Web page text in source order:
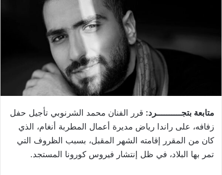
متابعة بتجــــــــــرد: قرر الفنان محمد الشرنوبي تأجيل حفل
زفافه، على راندا رياض مديرة أعمال المطربة أنغام، الذي
كان من المقرر إقامته الشهر المقبل، بسبب الظروف التي
تمر بها البلاد، في ظل إنتشار فيروس كورونا المستجد.